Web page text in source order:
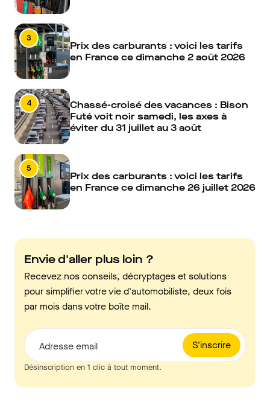
3
Prix des carburants : voici les tarifs
en France ce dimanche 2 août 2026
4
Chassé-croisé des vacances : Bison
Futé voit noir samedi, les axes à
éviter du 31 juillet au 3 août
5
Prix des carburants : voici les tarifs
en France ce dimanche 26 juillet 2026
Envie d'aller plus loin ?
Recevez nos conseils, décryptages et solutions
pour simplifier votre vie d'automobiliste, deux fois
par mois dans votre boîte mail.
S'inscrire
Adresse email
Désinscription en 1 clic à tout moment.